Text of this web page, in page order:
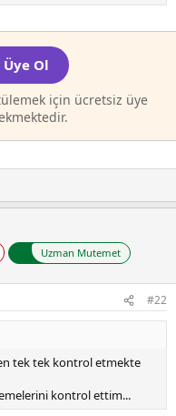
Ol
için ücretsiz üye
o
n
v
o
t
e
Uzman Mutemet
#22
tek tek kontrol etmekte
kontrol ettim...